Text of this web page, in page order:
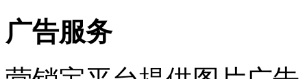
广告服务